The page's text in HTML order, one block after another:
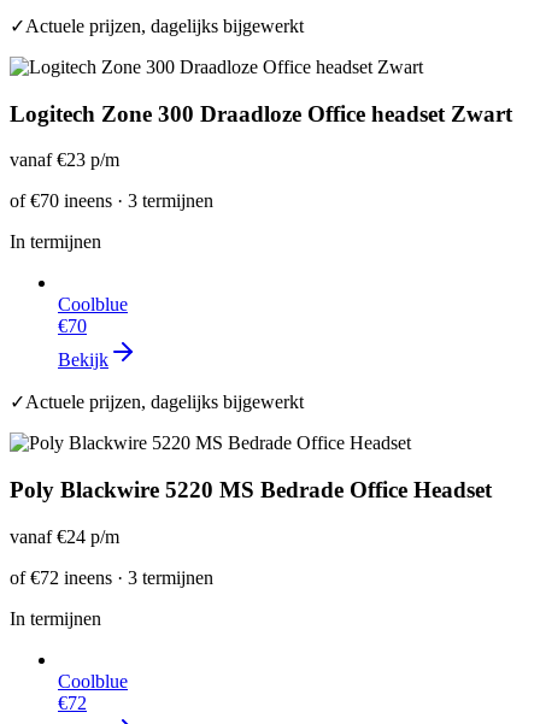
✓Actuele prijzen, dagelijks bijgewerkt
Logitech Zone 300 Draadloze Office headset Zwart
vanaf€23 p/m
of€70 ineens · 3 termijnen
In termijnen
Coolblue
€70
Bekijk
✓Actuele prijzen, dagelijks bijgewerkt
Poly Blackwire 5220 MS Bedrade Office Headset
vanaf€24 p/m
of€72 ineens · 3 termijnen
In termijnen
Coolblue
€72